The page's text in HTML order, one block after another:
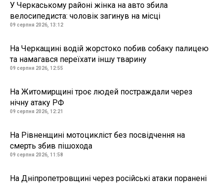
У Черкаському районі жінка на авто збила
велосипедиста: чоловік загинув на місці
09 серпня 2026, 13:12
На Черкащині водій жорстоко побив собаку палицею
та намагався переїхати іншу тварину
09 серпня 2026, 12:55
На Житомирщині троє людей постраждали через
нічну атаку РФ
09 серпня 2026, 12:21
На Рівненщині мотоцикліст без посвідчення на
смерть збив пішохода
09 серпня 2026, 11:58
На Дніпропетровщині через російські атаки поранені